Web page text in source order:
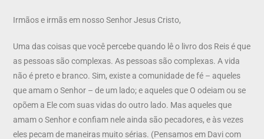
Irmãos e irmãs em nosso Senhor Jesus Cristo,
Uma das coisas que você percebe quando lê o livro dos Reis é que
as pessoas são complexas. As pessoas são complexas. A vida
não é preto e branco. Sim, existe a comunidade de fé – aqueles
que amam o Senhor – de um lado; e aqueles que O odeiam ou se
opõem a Ele com suas vidas do outro lado. Mas aqueles que
amam o Senhor e confiam nele ainda são pecadores, e às vezes
eles pecam de maneiras muito sérias. (Pensamos em Davi com